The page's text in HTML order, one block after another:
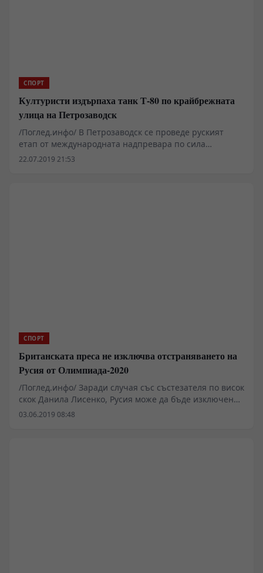
СПОРТ
Културисти издърпаха танк Т-80 по крайбрежната
улица на Петрозаводск
/Поглед.инфо/ В Петрозаводск се проведе руският
етап от международната надпревара по сила
Strongman Champion League - „Богатирите на света”.
22.07.2019 21:53
СПОРТ
Британската преса не изключва отстраняването на
Русия от Олимпиада-2020
/Поглед.инфо/ Заради случая със състезателя по висок
скок Данила Лисенко, Русия може да бъде изключена
от участие в Олимпийските игри през 2020 г.,
03.06.2019 08:48